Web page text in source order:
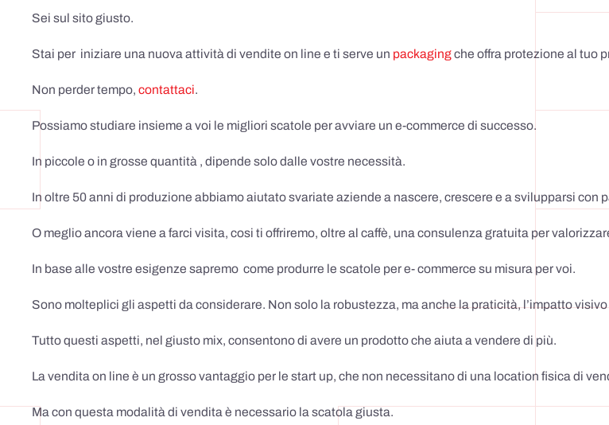
Sei sul sito giusto.
Stai per iniziare una nuova attività di vendite on line e ti serve un packagingche offra protezione al tuo
Non perder tempo, contattaci.
Possiamo studiare insieme a voi le migliori scatole per avviare un e-commerce di successo.
In piccole o in grosse quantità , dipende solo dalle vostre necessità.
In oltre 50 anni di produzione abbiamo aiutato svariate aziende a nascere, crescere e a svilupparsi con
O meglio ancora viene a farci visita, cosi ti offriremo, oltre al caffè, una consulenza gratuita per
In base alle vostre esigenze sapremo come produrre le scatole per e- commerce su misura per voi.
Sono molteplici gli aspetti da considerare. Non solo la robustezza, ma anche la praticità, l’impatto
Tutto questi aspetti, nel giusto mix, consentono di avere un prodotto che aiuta a vendere di più.
La vendita on line è un grosso vantaggio per le start up, che non necessitano di una location fisica di
Ma con questa modalità di vendita è necessario la scatola giusta.